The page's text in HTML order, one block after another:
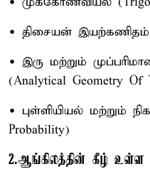
• திசையன் இயற்கணிதம்
• இரு மற்றும்
(Analytical Geometry Of
• புள்ளியியல் மற்றும்
Probability)
2.ஆங்கிலத்தின் கீழ் உள்ள